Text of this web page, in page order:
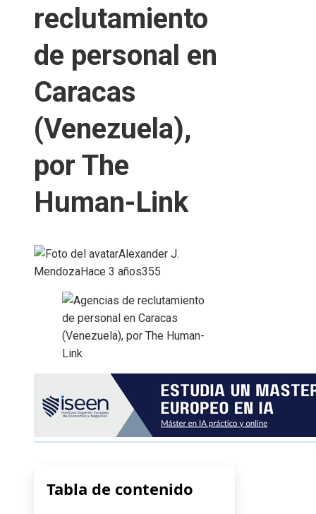
reclutamiento
de personal en
Caracas
(Venezuela),
por The
Human-Link
Alexander J.
MendozaHace 3 años355
Tabla de contenido